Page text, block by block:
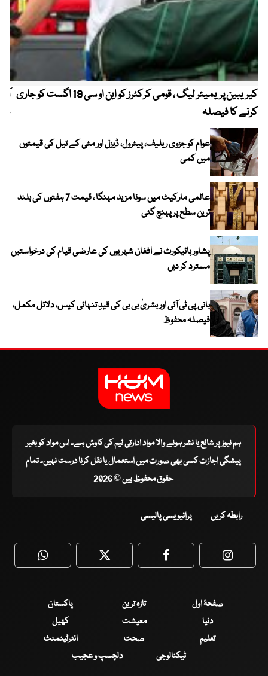
کیریبین پریمیئر لیگ ، قومی کرکٹرز کو این او سی 19 اگست کو جاری
کرنے کا فیصلہ
عوام کو جزوی ریلیف، پیٹرول، ڈیزل اور مٹی کے تیل کی قیمتوں
میں کمی
عالمی مارکیٹ میں سونا مزید مہنگا ، قیمت 7 ہفتوں کی بلند
ترین سطح پر پہنچ گئی
پشاور ہائیکورٹ نے افغان شہریوں کی عارضی قیام کی درخواستیں
مسترد کر دیں
بانی پی ٹی آئی اور بشریٰ بی بی کی قیدِ تنہائی کیس، دلائل مکمل،
فیصلہ محفوظ
ہم نیوز پر شائع یا نشر ہونے والا مواد ادارتی ٹیم کی کاوش ہے۔ اس مواد کو بغیر
پیشگی اجازت کسی بھی صورت میں استعمال یا نقل کرنا درست نہیں۔ تمام
حقوق محفوظ ہیں © 2026
رابطہ کریں پرائیویسی پالیسی
WhatsApp Twitter Facebook
صفحۂ اول تازہ ترین
پاکستان
دنیا
معیشت
کھیل
تعلیم
صحت
انٹرٹینمنٹ
ٹیکنالوجی
دلچسپ و عجیب